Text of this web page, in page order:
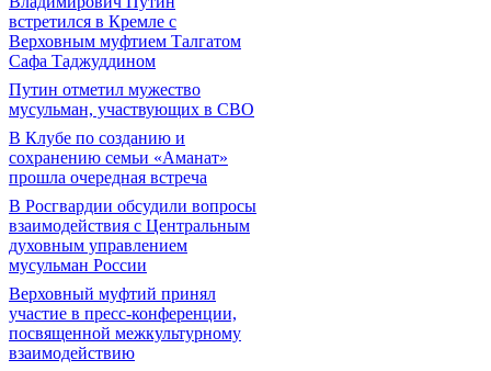
встретился в Кремле с
Верховным муфтием Талгатом
Сафа Таджуддином
Путин отметил мужество
мусульман, участвующих в СВО
В Клубе по созданию и
сохранению семьи «Аманат»
прошла очередная встреча
В Росгвардии обсудили вопросы
взаимодействия с Центральным
духовным управлением
мусульман России
Верховный муфтий принял
участие в пресс-конференции,
посвященной межкультурному
взаимодействию